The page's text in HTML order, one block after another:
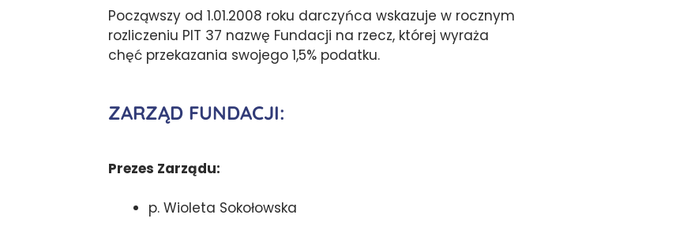
Począwszy od 1.01.2008 roku darczyńca wskazuje w rocznym
rozliczeniu PIT 37 nazwę Fundacji na rzecz, której wyraża
chęć przekazania swojego 1,5% podatku.
ZARZĄD FUNDACJI:
Prezes Zarządu:
p. Wioleta Sokołowska